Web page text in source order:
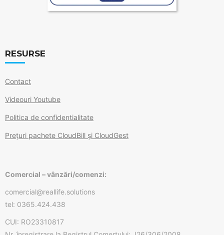
RESURSE
Contact
Videouri Youtube
Politica de confidentialitate
Prețuri pachete CloudBill și CloudGest
Comercial – vânzări/comenzi:
comercial@reallife.solutions
tel: 0365.424.438
CUI: RO23310817